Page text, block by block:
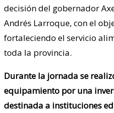
decisión del gobernador
Andrés Larroque, con el
fortaleciendo el servicio
toda la provincia.
Durante la jornada se
equipamiento por una
destinada a instituciones